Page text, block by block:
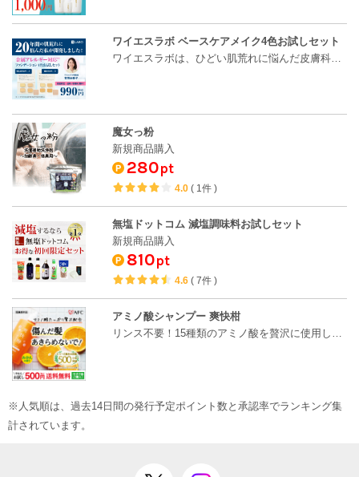
ワイエスラボ ベースケアメイク4色お試しセット
ワイエスラボは、ひどい肌荒れに悩んだ皮膚科医の実…
魔女っ粉
新規商品購入
280pt
4.0( 1件 )
無塩ドットコム 減塩調味料お試しセット
新規商品購入
810pt
4.6(7件 )
アミノ酸シャンプー 爽快柑
リンス不要！15種類のアミノ酸を贅沢に使用した、ノ…
※人気順は、過去14日間の発行予定ポイント数と承認率でランキング集
計されています。